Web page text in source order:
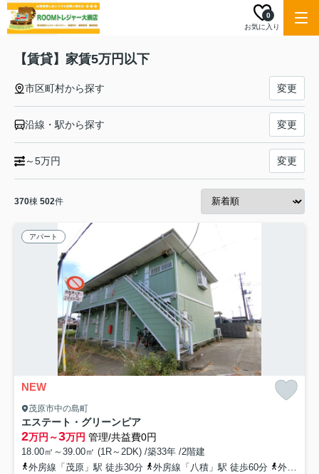
お気に入り
0
【賃貸】家賃5万円以下
市区町村から探す 変更
沿線・駅から探す 変更
～5万円 変更
370棟 502件
アパート
NEW
茂原市中の島町
エステート・グリーンピア
2万円～3万円 管理/共益費0円
18.00㎡～39.00㎡ (1R～2DK) /築33年 /2階建
外房線「茂原」駅 徒歩30分
外房線「八積」駅 徒歩60分 外房線「新茂原」駅 徒歩65分